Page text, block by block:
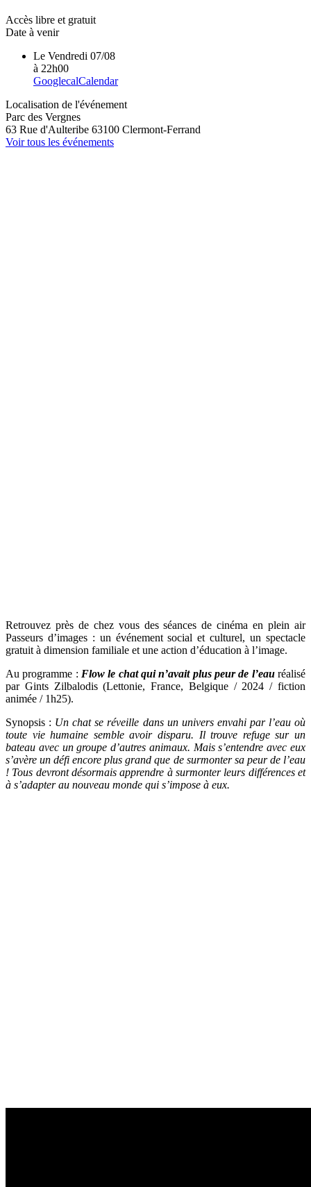
Accès libre et gratuit
Date à venir
Le Vendredi 07/08
à 22h00
GooglecalCalendar
Localisation de l'événement
Parc des Vergnes
63 Rue d'Aulteribe 63100 Clermont-Ferrand
Voir tous les événements
Retrouvez près de chez vous des séances de cinéma en plein air
Passeurs d’images : un événement social et culturel, un spectacle
gratuit à dimension familiale et une action d’éducation à l’image.
Au programme : Flow le chat qui n’avait plus peur de l’eauréalisé
par Gints Zilbalodis (Lettonie, France, Belgique / 2024 / fiction
animée / 1h25).
Synopsis : Un chat se réveille dans un univers envahi par l’eau où
toute vie humaine semble avoir disparu. Il trouve refuge sur un
bateau avec un groupe d’autres animaux. Mais s’entendre avec eux
s’avère un défi encore plus grand que de surmonter sa peur de l’eau
! Tous devront désormais apprendre à surmonter leurs différences et
à s’adapter au nouveau monde qui s’impose à eux.